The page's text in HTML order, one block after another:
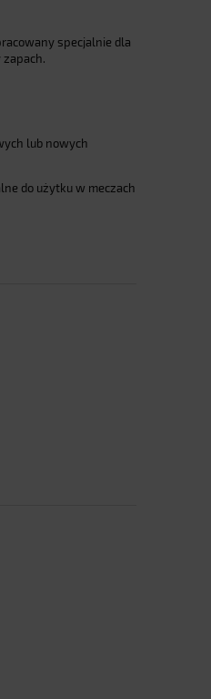
specjalnie dla
lub nowych
do użytku w meczach